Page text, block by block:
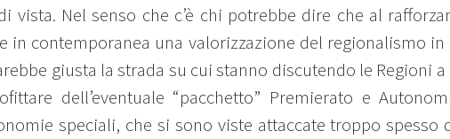
vista. Nel senso che c’è chi potrebbe dire che al
in contemporanea una valorizzazione del regionalismo
giusta la strada su cui stanno discutendo le Regioni
dell’eventuale “pacchetto” Premierato e
speciali, che si sono viste attaccate troppo spesso